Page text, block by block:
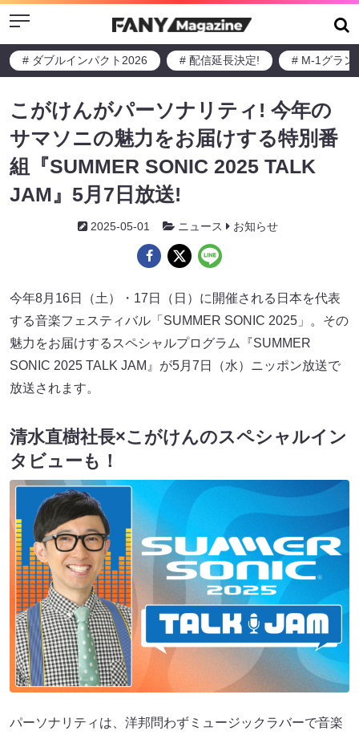
Menu
# ダブルインパクト2026 # 配信延長決定! # M-1グラン
こがけんがパーソナリティ! 今年の
サマソニの魅力をお届けする特別番
組『SUMMER SONIC 2025 TALK
JAM』5月7日放送!
2025-05-01 ニュース お知らせ
今年8月16日（土）・17日（日）に開催される日本を代表
する音楽フェスティバル「SUMMER SONIC 2025」。その
魅力をお届けするスペシャルプログラム『SUMMER
SONIC 2025 TALK JAM』が5月7日（水）ニッポン放送で
放送されます。
清水直樹社長×こがけんのスペシャルイン
タビューも！
パーソナリティは、洋邦問わずミュージックラバーで音楽